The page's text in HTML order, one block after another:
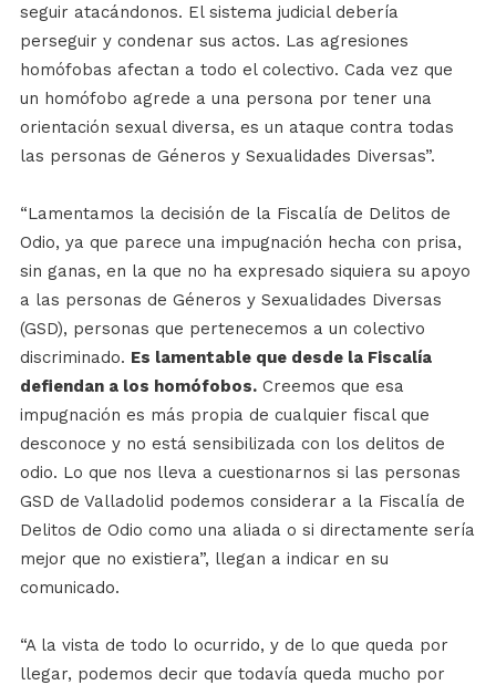
seguir atacándonos. El sistema judicial debería
perseguir y condenar sus actos. Las agresiones
homófobas afectan a todo el colectivo. Cada vez que
un homófobo agrede a una persona por tener una
orientación sexual diversa, es un ataque contra todas
las personas de Géneros y Sexualidades Diversas”.
“Lamentamos la decisión de la Fiscalía de Delitos de
Odio, ya que parece una impugnación hecha con prisa,
sin ganas, en la que no ha expresado siquiera su apoyo
a las personas de Géneros y Sexualidades Diversas
(GSD), personas que pertenecemos a un colectivo
discriminado. Es lamentable que desde la Fiscalía
defiendan a los homófobos.Creemos que esa
impugnación es más propia de cualquier fiscal que
desconoce y no está sensibilizada con los delitos de
odio. Lo que nos lleva a cuestionarnos si las personas
GSD de Valladolid podemos considerar a la Fiscalía de
Delitos de Odio como una aliada o si directamente sería
mejor que no existiera”, llegan a indicar en su
comunicado.
“A la vista de todo lo ocurrido, y de lo que queda por
llegar, podemos decir que todavía queda mucho por